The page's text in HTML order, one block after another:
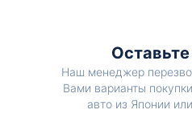
Наш менеджер
Вами варианты
авто из Японии